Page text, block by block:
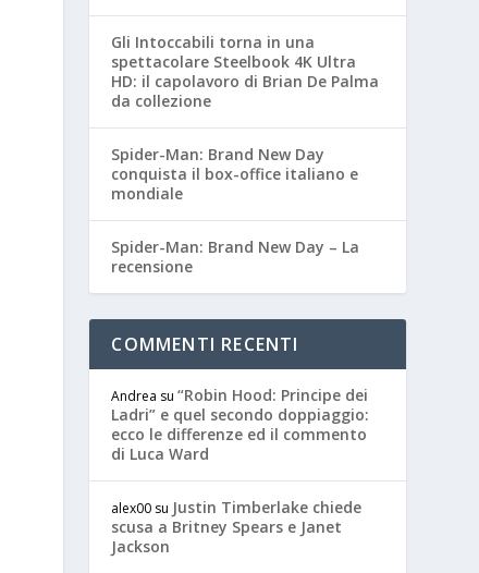
Gli Intoccabili torna in una
spettacolare Steelbook 4K Ultra
HD: il capolavoro di Brian De Palma
da collezione
Spider-Man: Brand New Day
conquista il box-office italiano e
mondiale
Spider-Man: Brand New Day – La
recensione
COMMENTI RECENTI
Andrea su“Robin Hood: Principe dei
Ladri” e quel secondo doppiaggio:
ecco le differenze ed il commento
di Luca Ward
alex00 su Justin Timberlake chiede
scusa a Britney Spears e Janet
Jackson